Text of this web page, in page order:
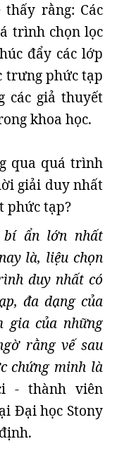
rằng: Các
trình chọn lọc
đẩy các lớp
trưng phức tạp
các giả thuyết
khoa học.
qua quá trình
giải duy nhất
phức tạp?
bí ẩn lớn nhất
là, liệu chọn
duy nhất có
đa dạng của
gia của những
rằng vế sau
chứng minh là
- thành viên
Đại học Stony